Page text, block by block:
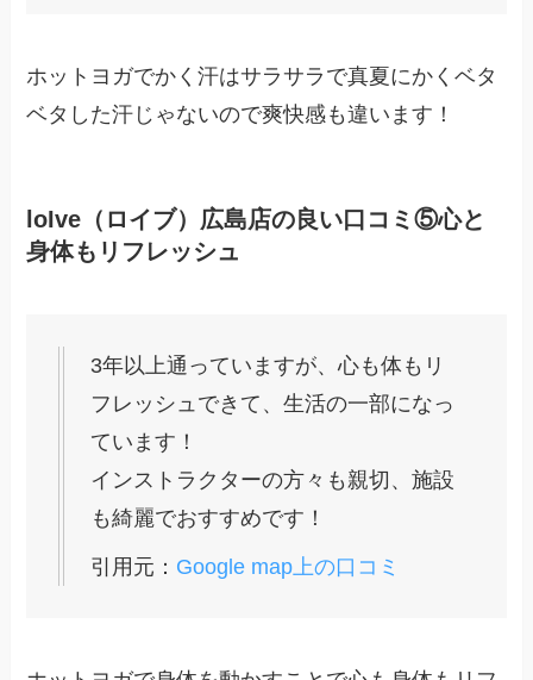
ホットヨガでかく汗はサラサラで真夏にかくベタ
ベタした汗じゃないので爽快感も違います！
loIve（ロイブ）広島店の良い口コミ⑤心と
身体もリフレッシュ
3年以上通っていますが、心も体もリ
フレッシュできて、生活の一部になっ
ています！
インストラクターの方々も親切、施設
も綺麗でおすすめです！
引用元： Google map上の口コミ